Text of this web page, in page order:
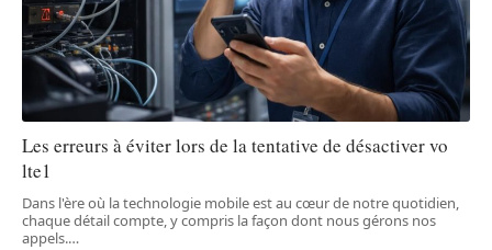
Les erreurs à éviter lors de la tentative de désactiver vo
lte1
Dans l'ère où la technologie mobile est au cœur de notre quotidien,
chaque détail compte, y compris la façon dont nous gérons nos
appels.…